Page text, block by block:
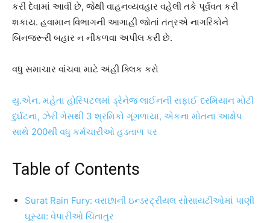
કરી દેવામાં આવી છે, જેથી વાહનવ્યવહાર વહેલી તકે પૂર્વવત કરી
શકાય. હવામાન વિભાગની આગાહી જોતાં તંત્રએ નાગરિકોને
બિનજરૂરી બહાર ન નીકળવા અપીલ કરી છે.
વધુ સમાચાર વાંચવા માટે અંહી ક્લિક કરો
યુ.એન. મહેતા હોસ્પિટલમાં ડ્રેનેજ લાઈનની સફાઈ દરમિયાન મોટી
દુર્ઘટના, ઝેરી ગેસથી 3 શ્રમિકો ગૂંગળાયા, એકના મોતના આક્ષેપ
સાથે 200થી વધુ કર્મચારીઓ હડતાળ પર
Table of Contents
Surat Rain Fury: વરાછાની ઇન્ડસ્ટ્રીયલ સોસાયટીઓમાં પાણી
ઘૂસ્યા: વેપારીઓ ચિંતાતુર